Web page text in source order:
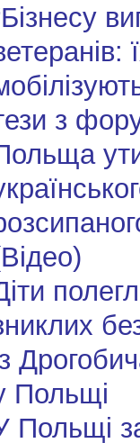
з
Польщі
Польщі